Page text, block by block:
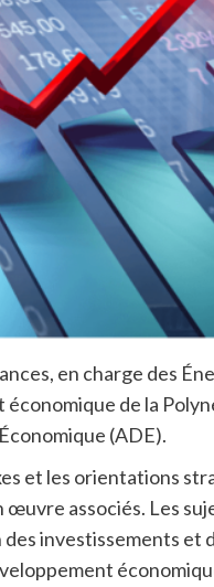
en charge des
de la
(ADE).
et les orientations
associés. Les
investissements